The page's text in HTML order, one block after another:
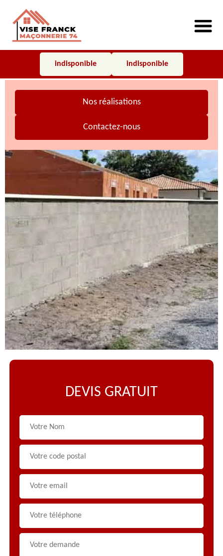
indisponible indisponible
Nos réalisations
Contactez-nous
DEVIS GRATUIT